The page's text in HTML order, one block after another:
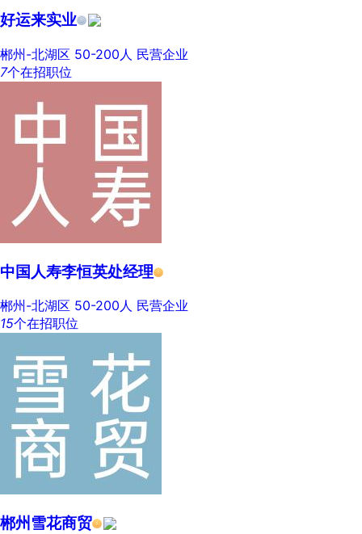
好运来实业
郴州-北湖区 50-200人 民营企业
7个在招职位
中国人寿李恒英处经理
郴州-北湖区 50-200人 民营企业
15个在招职位
郴州雪花商贸